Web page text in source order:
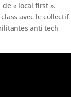
« local first ».
avec le collectif
anti tech